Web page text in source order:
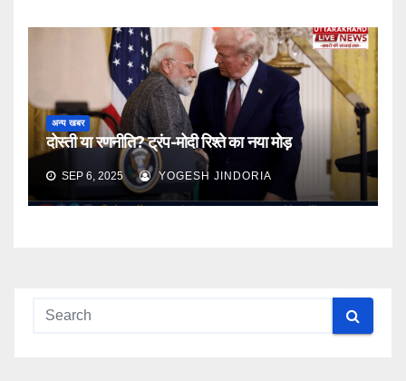
अन्य खबर
दोस्ती या रणनीति? ट्रंप-मोदी रिश्ते का नया मोड़
SEP 6, 2025 YOGESH JINDORIA